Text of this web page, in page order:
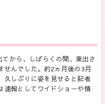
から、しばらくの間、東出さ
せんでした。約2ヵ月後の3月
久しぶりに姿を見せると記者
速報としてワイドショーや情